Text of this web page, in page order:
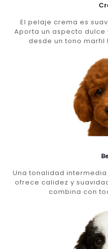
El pelaje crema es
Aporta un aspecto
desde un tono marfil
Una tonalidad
ofrece calidez y
combina con